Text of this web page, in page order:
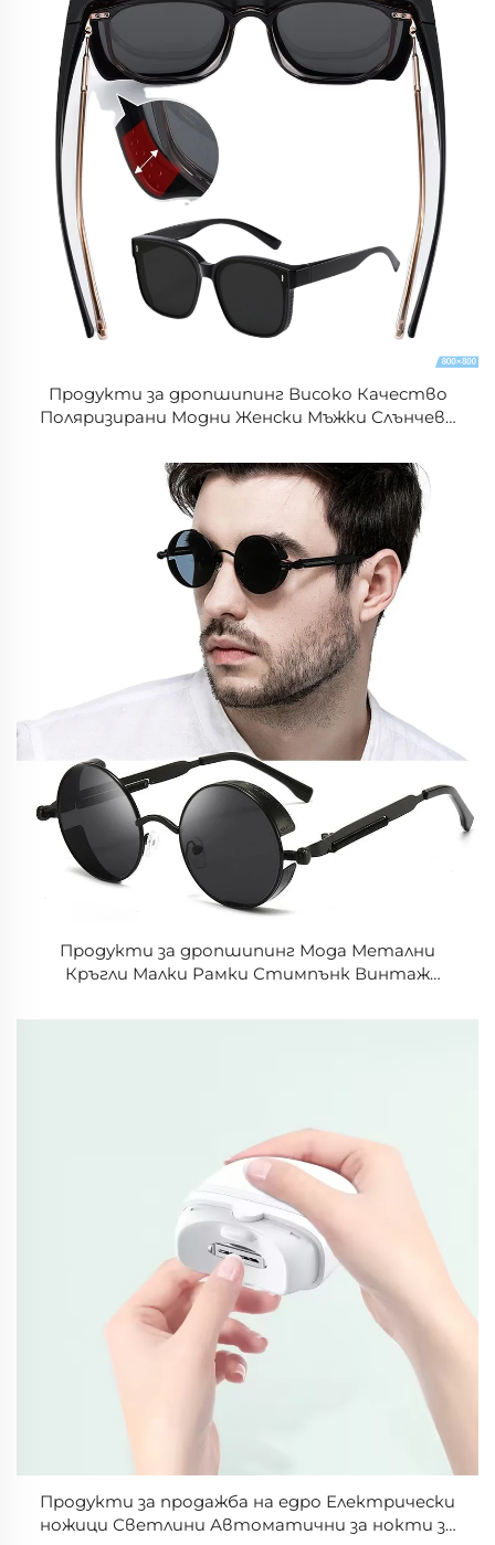
Продукти за дропшипинг Високо Качество
Поляризирани Модни Женски Мъжки Слънчеви
Слънчеви Очила
Продукти за дропшипинг Мода Метални
Кръгли Малки Рамки Стимпънк Винтаж
Мъжки Слънчеви Очила
Продукти за продажба на едро Електрически
ножици Светлини Автоматични за нокти за